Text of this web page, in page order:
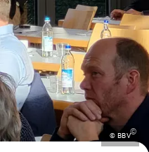
© BBV©